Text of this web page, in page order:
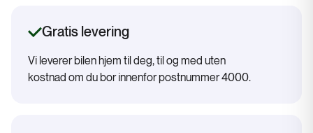
Gratis levering
Vi leverer bilen hjem til deg, til og med uten
kostnad om du bor innenfor postnummer 4000.